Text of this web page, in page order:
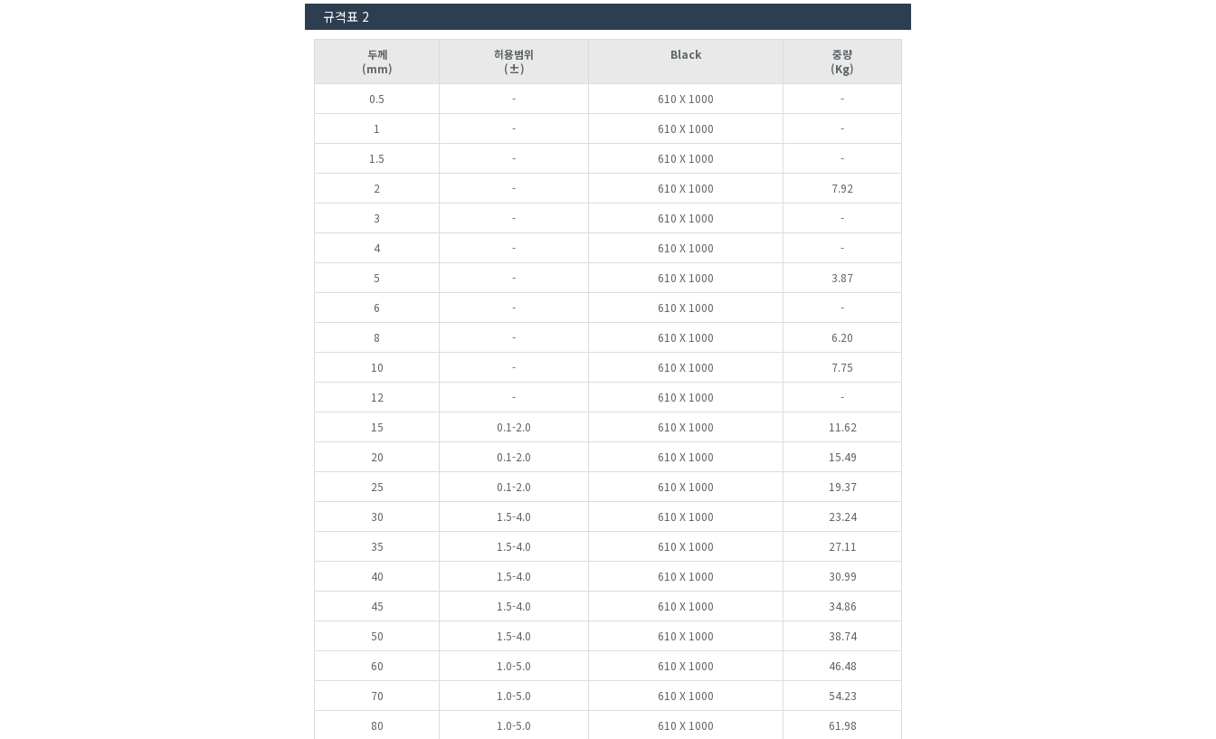
규격표 2
두께
(mm)
허용범위
(±)
Black
중량
(Kg)
0.5
- 610 X 1000
-
1
- 610 X 1000
-
1.5
- 610 X 1000
-
2
- 610 X 1000
7.92
3
- 610 X 1000
-
4
- 610 X 1000
-
5
- 610 X 1000
3.87
6
- 610 X 1000
-
8
- 610 X 1000
6.20
10
- 610 X 1000
7.75
12
- 610 X 1000
-
15
0.1-2.0 610 X 1000
11.62
20
0.1-2.0 610 X 1000
15.49
25
0.1-2.0 610 X 1000
19.37
30
1.5-4.0 610 X 1000
23.24
35
1.5-4.0 610 X 1000
27.11
40
1.5-4.0 610 X 1000
30.99
45
1.5-4.0 610 X 1000
34.86
50
1.5-4.0 610 X 1000
38.74
60
1.0-5.0 610 X 1000
46.48
70
1.0-5.0 610 X 1000
54.23
80
1.0-5.0 610 X 1000
61.98